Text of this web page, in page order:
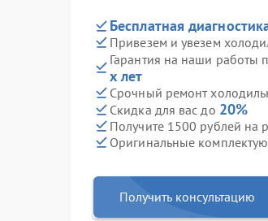
Бесплатная
Привезем и увезем
Гарантия на наши работы
х лет
Срочный ремонт
Скидка для вас до 20%
Получите 1500 рублей на
Оригинальные
Получить консультацию